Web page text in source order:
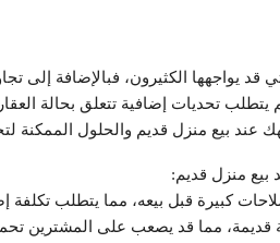
قد يواجهها الكثيرون، فبالإضافة إلى
يتطلب تحديات إضافية تتعلق بحالة
عند بيع منزل قديم والحلول الممكنة
بيع منزل قديم: